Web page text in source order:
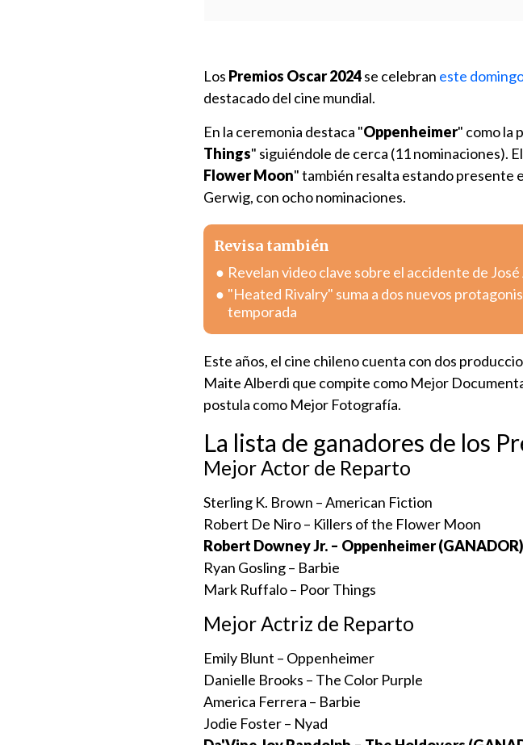
Los Premios Oscar 2024se celebran este
destacado del cine mundial.
En la ceremonia destaca "Oppenheimer" como la
Things" siguiéndole de cerca (11 nominaciones).
Flower Moon" también resalta estando presente
Gerwig, con ocho nominaciones.
Revisa también
Revelan video clave sobre el accidente de
"Heated Rivalry" suma a dos nuevos
temporada
Este años, el cine chileno cuenta con dos
Maite Alberdi que compite como Mejor
postula como Mejor Fotografía.
La lista de ganadores de los
Mejor Actor de Reparto
Sterling K. Brown – American Fiction
Robert De Niro – Killers of the Flower Moon
Robert Downey Jr. – Oppenheimer (GANADOR)
Ryan Gosling – Barbie
Mark Ruffalo – Poor Things
Mejor Actriz de Reparto
Emily Blunt – Oppenheimer
Danielle Brooks – The Color Purple
America Ferrera – Barbie
Jodie Foster – Nyad